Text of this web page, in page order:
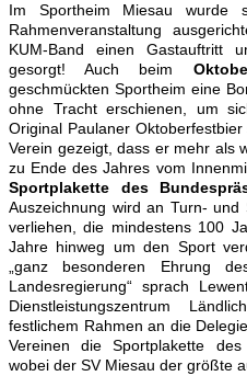
Im Sportheim Miesau wurde
Rahmenveranstaltung
KUM-Band einen Gastauftritt
gesorgt! Auch beim
geschmückten Sportheim eine
ohne Tracht erschienen, um
Original Paulaner
Verein gezeigt, dass er mehr als
zu Ende des Jahres vom
Sportplakette des
Auszeichnung wird an Turn-
verliehen, die mindestens 100
Jahre hinweg um den Sport
„ganz besonderen Ehrung
Landesregierung“ sprach
Dienstleistungszentrum
festlichem Rahmen an die
Vereinen die Sportplakette des
wobei der SV Miesau der größte